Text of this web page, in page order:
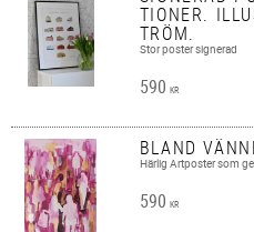
TIONER.
TRÖM.
Stor poster signerad
590 KR
BLAND
Härlig Artposter som
590 KR